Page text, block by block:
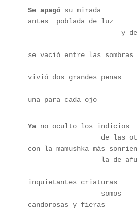
Se apagó su mirada
antes  poblada de luz
se vació entre las sombras
vivió dos grandes penas
una para cada ojo
Ya no oculto los indicios
de
con la mamushka más
la
inquietantes criaturas
                  somos
candorosas y fieras